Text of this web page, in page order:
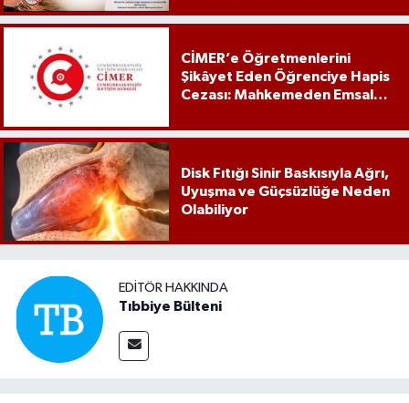
CİMER’e Öğretmenlerini
Şikâyet Eden Öğrenciye Hapis
Cezası: Mahkemeden Emsal
Disk Fıtığı Sinir Baskısıyla Ağrı,
Uyuşma ve Güçsüzlüğe Neden
Olabiliyor
EDITÖR HAKKINDA
Tıbbiye Bülteni